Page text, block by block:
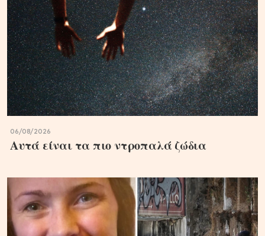
06/08/2026
Αυτά είναι τα πιο ντροπαλά ζώδια